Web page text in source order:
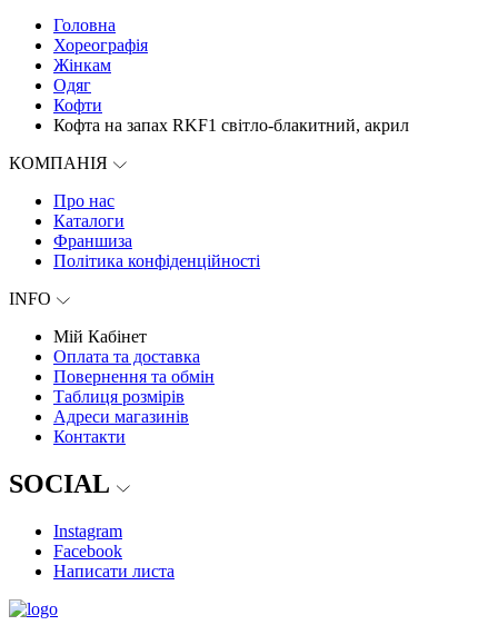
Головна
Хореографія
Жінкам
Одяг
Кофти
Кофта на запах RKF1 світло-блакитний, акрил
КОМПАНІЯ
Про нас
Каталоги
Франшиза
Політика конфіденційності
INFO
Мій Кабінет
Оплата та доставка
Повернення та обмін
Таблиця розмірів
Адреси магазинів
Контакти
SOCIAL
Instagram
Facebook
Написати листа